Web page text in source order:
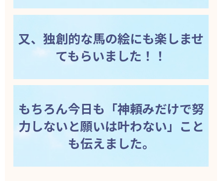
又、独創的な馬の絵にも楽しませ
てもらいました！！
もちろん今日も「神頼みだけで努
力しないと願いは叶わない」こと
も伝えました。